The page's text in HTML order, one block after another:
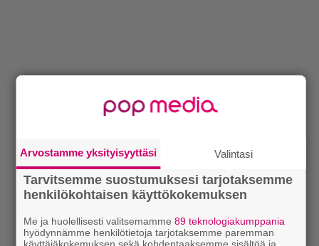
Arvostamme yksityisyyttäsi Valintasi
Tarvitsemme suostumuksesi tarjotaksemme
henkilökohtaisen käyttökokemuksen
Me ja huolellisesti valitsemamme 89 teknologiakumppania
hyödynnämme henkilötietoja tarjotaksemme paremman
käyttäjäkokemuksen sekä kohdentaaksemme sisältöä ja